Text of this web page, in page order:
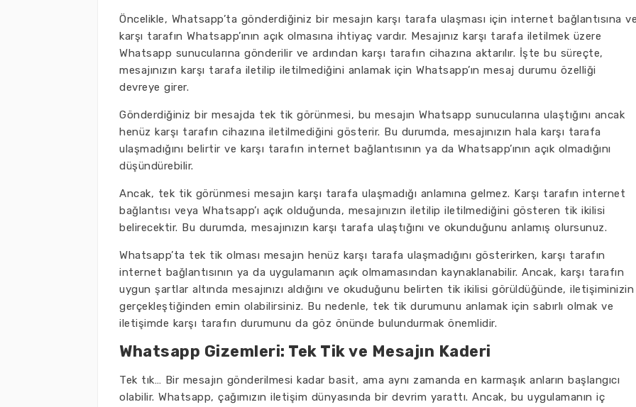
Öncelikle, Whatsapp’ta gönderdiğiniz bir mesajın karşı tarafa ulaşması için internet bağlantısına
karşı tarafın Whatsapp’ının açık olmasına ihtiyaç vardır. Mesajınız karşı tarafa iletilmek üzere
Whatsapp sunucularına gönderilir ve ardından karşı tarafın cihazına aktarılır. İşte bu süreçte,
mesajınızın karşı tarafa iletilip iletilmediğini anlamak için Whatsapp’ın mesaj durumu özelliği
devreye girer.
Gönderdiğiniz bir mesajda tek tik görünmesi, bu mesajın Whatsapp sunucularına ulaştığını ancak
henüz karşı tarafın cihazına iletilmediğini gösterir. Bu durumda, mesajınızın hala karşı tarafa
ulaşmadığını belirtir ve karşı tarafın internet bağlantısının ya da Whatsapp’ının açık olmadığını
düşündürebilir.
Ancak, tek tik görünmesi mesajın karşı tarafa ulaşmadığı anlamına gelmez. Karşı tarafın internet
bağlantısı veya Whatsapp’ı açık olduğunda, mesajınızın iletilip iletilmediğini gösteren tik ikilisi
belirecektir. Bu durumda, mesajınızın karşı tarafa ulaştığını ve okunduğunu anlamış olursunuz.
Whatsapp’ta tek tik olması mesajın henüz karşı tarafa ulaşmadığını gösterirken, karşı tarafın
internet bağlantısının ya da uygulamanın açık olmamasından kaynaklanabilir. Ancak, karşı tarafın
uygun şartlar altında mesajınızı aldığını ve okuduğunu belirten tik ikilisi görüldüğünde, iletişiminizin
gerçekleştiğinden emin olabilirsiniz. Bu nedenle, tek tik durumunu anlamak için sabırlı olmak ve
iletişimde karşı tarafın durumunu da göz önünde bulundurmak önemlidir.
Whatsapp Gizemleri: Tek Tik ve Mesajın Kaderi
Tek tık… Bir mesajın gönderilmesi kadar basit, ama aynı zamanda en karmaşık anların başlangıcı
olabilir. Whatsapp, çağımızın iletişim dünyasında bir devrim yarattı. Ancak, bu uygulamanın iç